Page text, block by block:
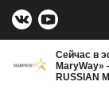
Сейчас в
MaryWay»
RUSSIAN